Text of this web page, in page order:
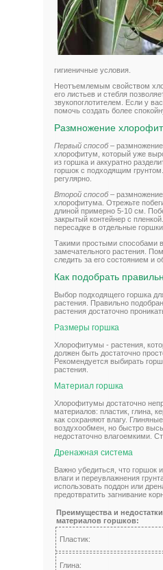
гигиеничные условия.
Неотъемлемым свойством
его листьев и стебля
звукопоглотителем. Если у
помочь создать более
Размножение
Первый способ– размножение
хлорофитум, который уже
из горшка и аккуратно
горшок с подходящим
регулярно.
Второй способ–
хлорофитума. Отрежьте
длиной примерно 5-10 см.
закрытый контейнер с
пересадке в отдельные горшки.
Такими простыми способами
замечательного растения.
следить за его состоянием и
Как подобрать
Выбор подходящего горшка
растения. Правильно
растения достаточно
Размеры горшка
Хлорофитумы - растения,
должен быть достаточно
Рекомендуется выбирать
растения.
Материал горшка
Хлорофитумы достаточно
материалов: пластик, глина,
как сохраняют влагу.
воздухообмен, но быстро
недостаточно влагоемкими.
Дренажная система
Важно убедиться, что горшок
влаги и переувлажнения
использовать поддон или
предотвратить загнивание
Преимущества и
материалов горшков:
Пластик:
Глина: